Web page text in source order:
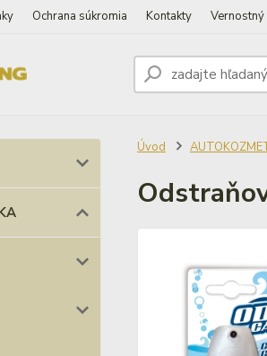
Ochrana súkromia Kontakty
Úvod